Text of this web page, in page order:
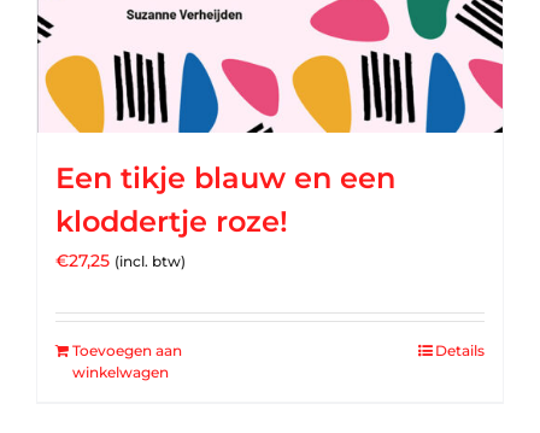
Een tikje blauw en een
kloddertje roze!
€27,25 (incl. btw)
Toevoegen aan
winkelwagen
Details